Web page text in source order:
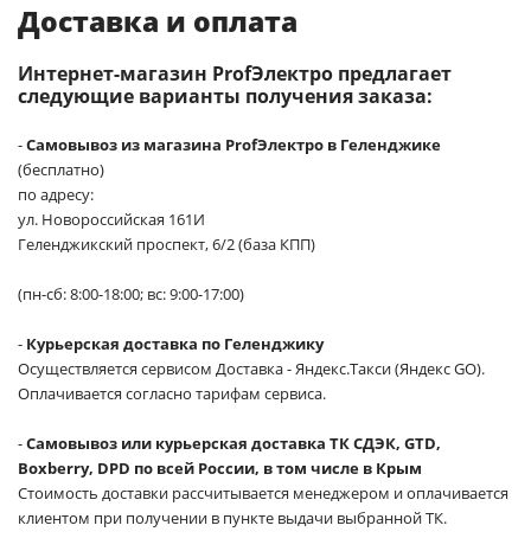
Доставка и оплата
Интернет-магазин ProfЭлектро предлагает
следующие варианты получения заказа:
-Самовывоз из магазина ProfЭлектро в Геленджике
(бесплатно)
по адресу:
ул. Новороссийская 161И
Геленджикский проспект, 6/2 (база КПП)
(пн-сб: 8:00-18:00; вс: 9:00-17:00)
- Курьерская доставка по Геленджику
Осуществляется сервисом Доставка - Яндекс.Такси (Яндекс GO).
Оплачивается согласно тарифам сервиса.
-Самовывоз или курьерская доставка ТК СДЭК, GTD,
Boxberry, DPD по всей России, в том числе в Крым
Стоимость доставки рассчитывается менеджером и оплачивается
клиентом при получении в пункте выдачи выбранной ТК.